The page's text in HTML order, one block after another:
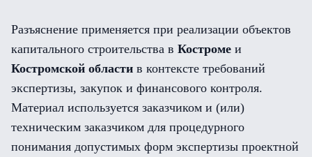
Разъяснение применяется при реализации объектов
капитального строительства в Костроме и
Костромской области в контексте требований
экспертизы, закупок и финансового контроля.
Материал используется заказчиком и (или)
техническим заказчиком для процедурного
понимания допустимых форм экспертизы проектной